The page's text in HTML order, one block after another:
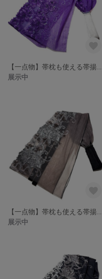
展示中
展示中